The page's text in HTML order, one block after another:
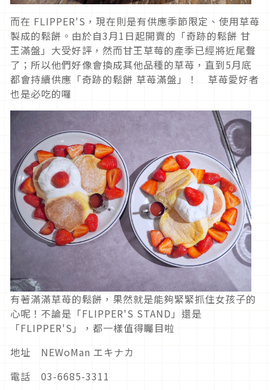
而在 FLIPPER'S，現在則是有供應季節限定、使用草苺
製成的鬆餅。由於自3月1日起開賣的「奇跡的鬆餅 甘
王滿盤」大受好評，然而甘王草莓的產季已經將近尾聲
了；所以他們好像會換成其他品種的草苺，直到5月底
都會持續供應「奇跡的鬆餅 草苺滿盤」！ 草苺愛好者
也是必吃的囉
有著滿滿草苺的鬆餅，果然就是能夠緊緊抓住女孩子的
心呢！不論是「FLIPPER'S STAND」還是
「FLIPPER'S」，都一樣值得矚目啦
地址 NEWoMan エキナカ
電話 03-6685-3311